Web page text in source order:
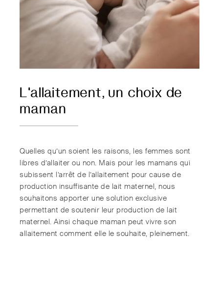
L'allaitement, un choix de
maman
Quelles qu’un soient les raisons, les femmes sont
libres d’allaiter ou non. Mais pour les mamans qui
subissent l’arrêt de l’allaitement pour cause de
production insuffisante de lait maternel, nous
souhaitons apporter une solution exclusive
permettant de soutenir leur production de lait
maternel. Ainsi chaque maman peut vivre son
allaitement comment elle le souhaite, pleinement.